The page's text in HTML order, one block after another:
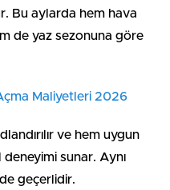
Bu aylarda hem hava
de yaz sezonuna göre
Maliyetleri 2026
ve hem uygun
sunar. Aynı
geçerlidir.